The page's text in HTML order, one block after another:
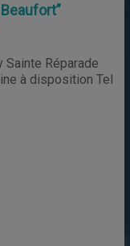
Sainte Réparade
à disposition Tel